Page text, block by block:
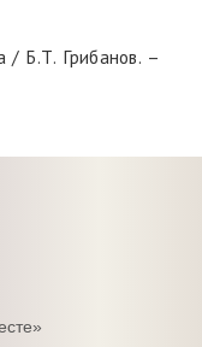
/ Б.Т. Грибанов. –